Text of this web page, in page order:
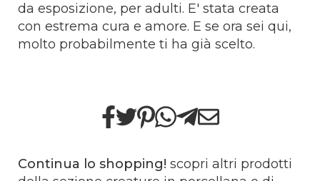
da esposizione, per adulti. E' stata creata
con estrema cura e amore. E se ora sei qui,
molto probabilmente ti ha già scelto.
Continua lo shopping! scopri altri prodotti